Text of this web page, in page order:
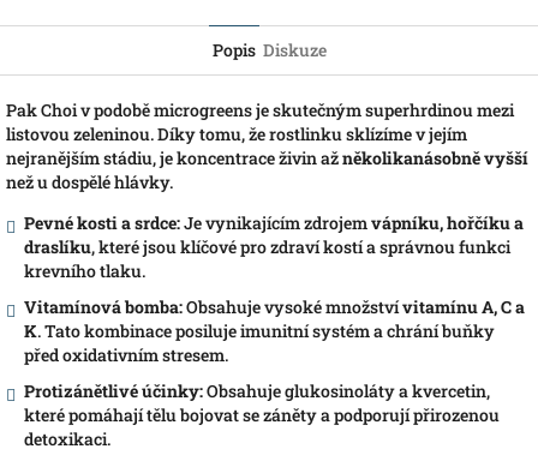
Popis Diskuze
Pak Choi v podobě microgreens je skutečným superhrdinou mezi
listovou zeleninou. Díky tomu, že rostlinku sklízíme v jejím
nejranějším stádiu, je koncentrace živin ažněkolikanásobně vyšší
než u dospělé hlávky.
Pevné kosti a srdce:Je vynikajícím zdrojemvápníku, hořčíku a
draslíku, které jsou klíčové pro zdraví kostí a správnou funkci
krevního tlaku.
Vitamínová bomba:Obsahuje vysoké množstvívitamínu A, C a
K. Tato kombinace posiluje imunitní systém a chrání buňky
před oxidativním stresem.
Protizánětlivé účinky:Obsahuje glukosinoláty a kvercetin,
které pomáhají tělu bojovat se záněty a podporují přirozenou
detoxikaci.